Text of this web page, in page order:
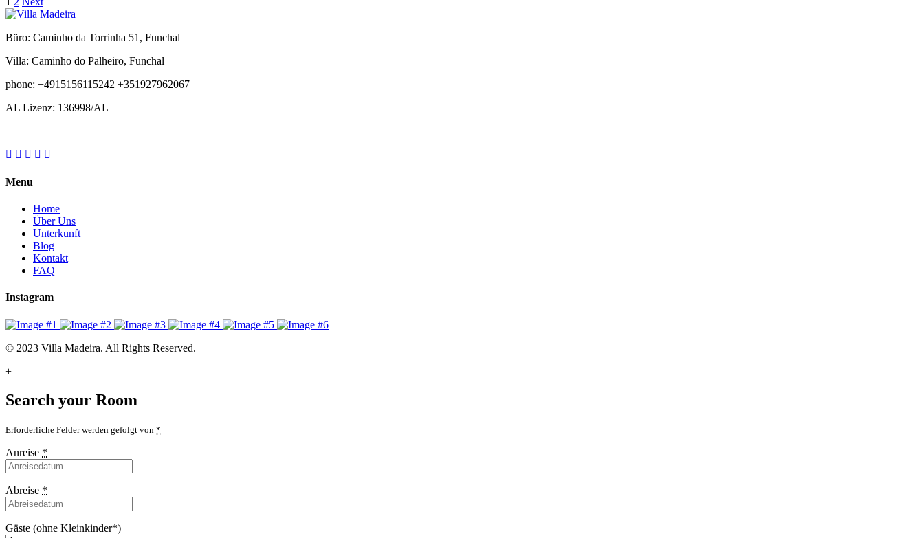
Büro: Caminho da Torrinha 51, Funchal
Villa: Caminho do Palheiro, Funchal
phone: +4915156115242 +351927962067
AL Lizenz: 136998/AL
Menu
Home
Über Uns
Unterkunft
Blog
Kontakt
FAQ
Instagram
© 2023 Villa Madeira. All Rights Reserved.
+
Search your Room
Erforderliche Felder werden gefolgt von *
Anreise *
Abreise *
Gäste (ohne Kleinkinder*)